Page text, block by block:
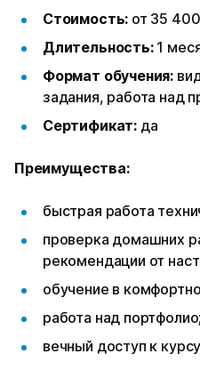
Стоимость: от 35
Длительность: 1
Формат обучения:
задания, работа над
Сертификат: да
Преимущества:
быстрая работа
проверка домашних
рекомендации от
обучение в
работа над портфолио;
вечный доступ к